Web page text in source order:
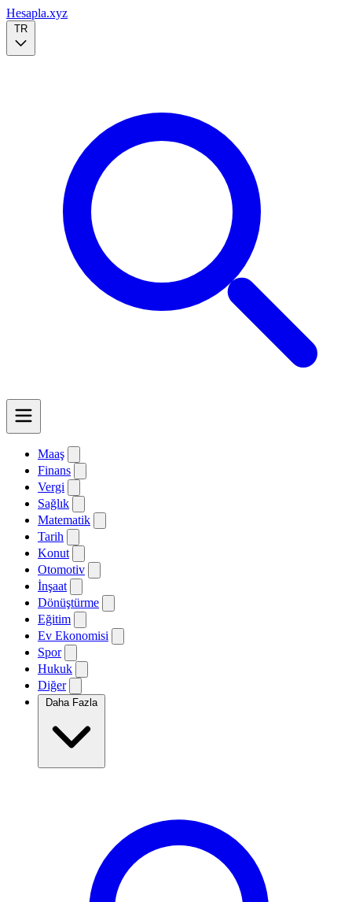
Hesapla.xyz
TR
Maaş
Finans
Vergi
Sağlık
Matematik
Tarih
Konut
Otomotiv
İnşaat
Dönüştürme
Eğitim
Ev Ekonomisi
Spor
Hukuk
Diğer
Daha Fazla